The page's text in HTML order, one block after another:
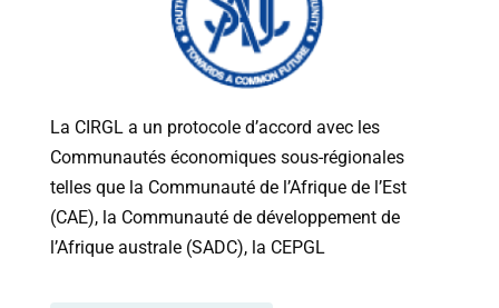
La CIRGL a un protocole d’accord avec les
Communautés économiques sous-régionales
telles que la Communauté de l’Afrique de l’Est
(CAE), la Communauté de développement de
l’Afrique australe (SADC), la CEPGL